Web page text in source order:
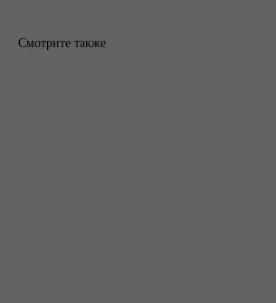
Смотрите также